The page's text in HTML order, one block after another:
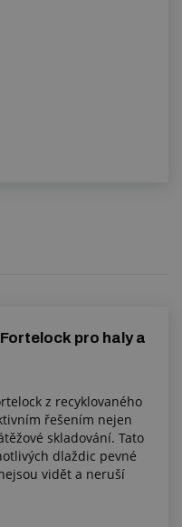
pro haly a
z recyklovaného
řešením nejen
skladování. Tato
dlaždic pevné
vidět a neruší